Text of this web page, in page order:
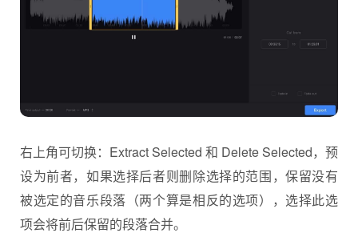
右上角可切换：Extract Selected 和 Delete Selected，预
设为前者，如果选择后者则删除选择的范围，保留没有
被选定的音乐段落（两个算是相反的选项），选择此选
项会将前后保留的段落合并。